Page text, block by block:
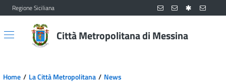
Vai al contenuto principale
Vai al menu principale
Regione Siciliana
Città Metropolitana di Messina
Home La Città Metropolitana
News